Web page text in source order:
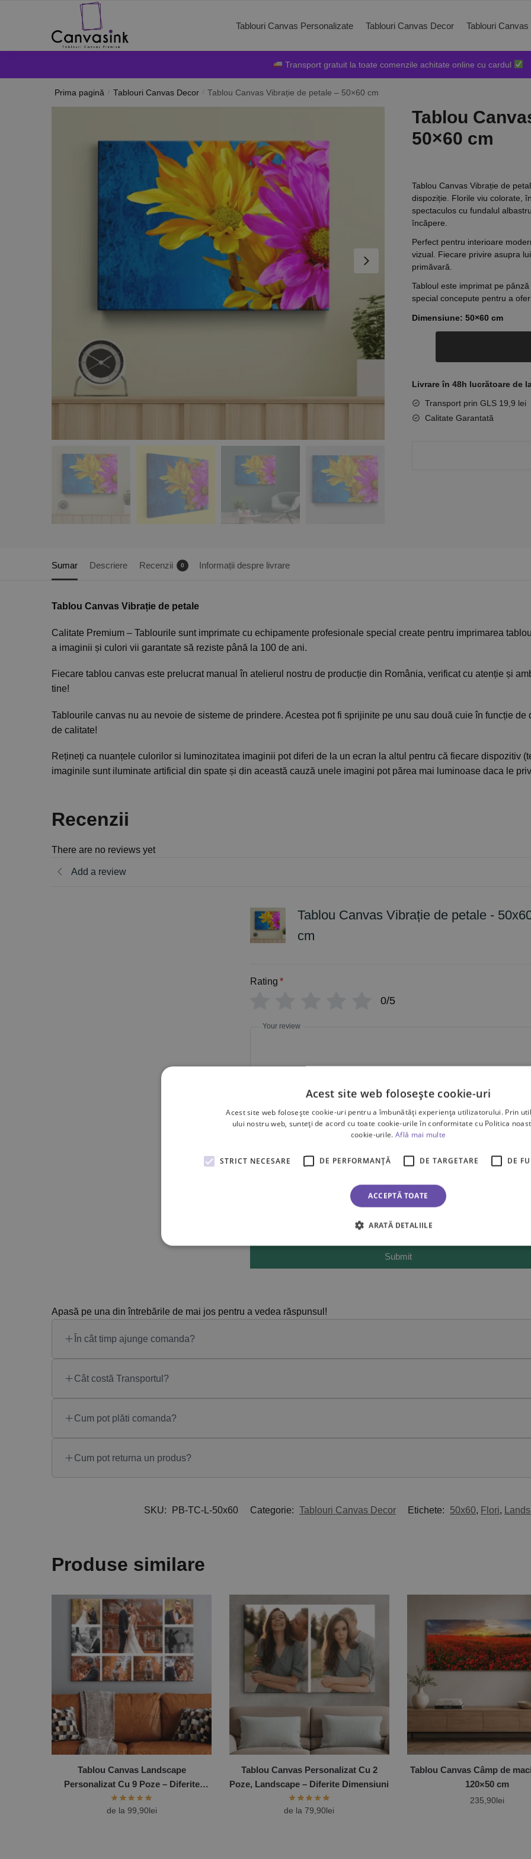
Tablouri Canvas Personalizate Tablouri Canvas Decor Tablouri Canvas
Transport gratuit la toate comenzile achitate online cu cardul
Prima pagină / Tablouri Canvas Decor / Tablou Canvas Vibrație de petale – 50×60 cm
Tablou
50×60 cm
Tablou Canvas Vibrație de
dispoziție. Florile viu colorate,
spectaculos cu fundalul
încăpere.
Perfect pentru interioare
vizual. Fiecare privire asupra
primăvară.
Tabloul este imprimat pe
special concepute pentru a
Dimensiune: 50×60 cm
Livrare în 48h lucrătoare de
Transport prin GLS 19,9 lei
Calitate Garantată
Sumar Descriere Recenzii 0 Informații despre livrare
Tablou Canvas Vibrație de petale
Calitate Premium – Tablourile sunt imprimate cu echipamente profesionale special create pentru imprimarea
a imaginii și culori vii garantate să reziste până la 100 de ani.
Fiecare tablou canvas este prelucrat manual în atelierul nostru de producție din România, verificat cu atenție și
tine!
Tablourile canvas nu au nevoie de sisteme de prindere. Acestea pot fi sprijinite pe unu sau două cuie în funcție
de calitate!
Rețineți ca nuanțele culorilor si luminozitatea imaginii pot diferi de la un ecran la altul pentru că fiecare dispozitiv
imaginile sunt iluminate artificial din spate și din această cauză unele imagini pot părea mai luminoase daca le
Recenzii
There are no reviews yet
Add a review
Tablou Canvas Vibrație de petale -
cm
Rating *
0/5
Your review
Name Email
Add photos or video to your review
Submit
Apasă pe una din întrebările de mai jos pentru a vedea răspunsul!
În cât timp ajunge comanda?
Cât costă Transportul?
Cum pot plăti comanda?
Cum pot returna un produs?
SKU: PB-TC-L-50x60 Categorie: Tablouri Canvas Decor Etichete: 50x60, Flori,
Produse similare
Tablou Canvas Landscape
Personalizat Cu 9 Poze – Diferite
Dimensiuni
de la 99,90lei
Tablou Canvas Personalizat Cu 2
Poze, Landscape – Diferite Dimensiuni
de la79,90lei
Tablou Canvas Câmp de
120×50 cm
235,90lei
Acest site web folosește cookie-uri
Acest site web folosește cookie-uri pentru a îmbunătăți experiența utilizatorului. Prin
ului nostru web, sunteți de acord cu toate cookie-urile în conformitate cu Politica
cookie-urile. Află mai multe
STRICT NECESARE DE PERFORMANȚĂ DE TARGETARE DE
ACCEPTĂ TOATE
ARATĂ DETALIILE